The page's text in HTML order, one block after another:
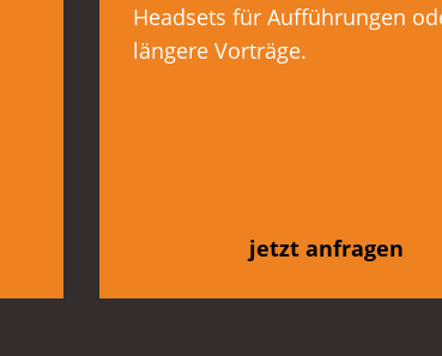
Headsets für Aufführungen
längere Vorträge.
jetzt anfragen